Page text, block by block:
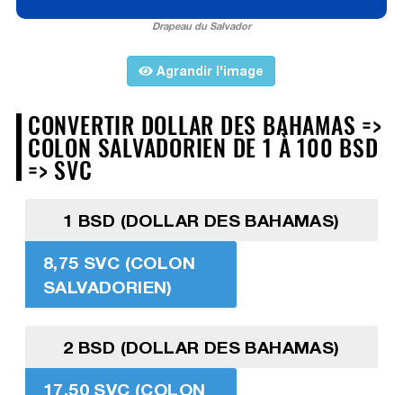
Drapeau du Salvador
Agrandir l'image
CONVERTIR DOLLAR DES BAHAMAS =>
COLON SALVADORIEN DE 1 À 100 BSD
=> SVC
1 BSD (DOLLAR DES BAHAMAS)
8,75 SVC (COLON
SALVADORIEN)
2 BSD (DOLLAR DES BAHAMAS)
17,50 SVC (COLON